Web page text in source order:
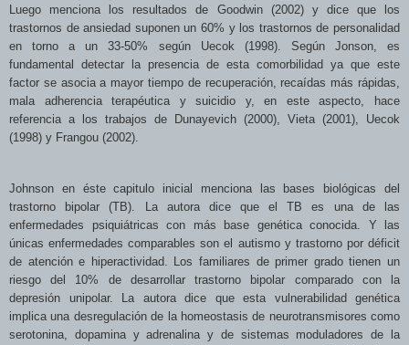
Luego menciona los resultados de Goodwin (2002) y dice que los
trastornos de ansiedad suponen un 60% y los trastornos de personalidad
en torno a un 33-50% según Uecok (1998). Según Jonson, es
fundamental detectar la presencia de esta comorbilidad ya que este
factor se asocia a mayor tiempo de recuperación, recaídas más rápidas,
mala adherencia terapéutica y suicidio y, en este aspecto, hace
referencia a los trabajos de Dunayevich (2000), Vieta (2001), Uecok
(1998) y Frangou (2002).
Johnson en éste capitulo inicial menciona las bases biológicas del
trastorno bipolar (TB). La autora dice que el TB es una de las
enfermedades psiquiátricas con más base genética conocida. Y las
únicas enfermedades comparables son el autismo y trastorno por déficit
de atención e hiperactividad. Los familiares de primer grado tienen un
riesgo del 10% de desarrollar trastorno bipolar comparado con la
depresión unipolar. La autora dice que esta vulnerabilidad genética
implica una desregulación de la homeostasis de neurotransmisores como
serotonina, dopamina y adrenalina y de sistemas moduladores de la